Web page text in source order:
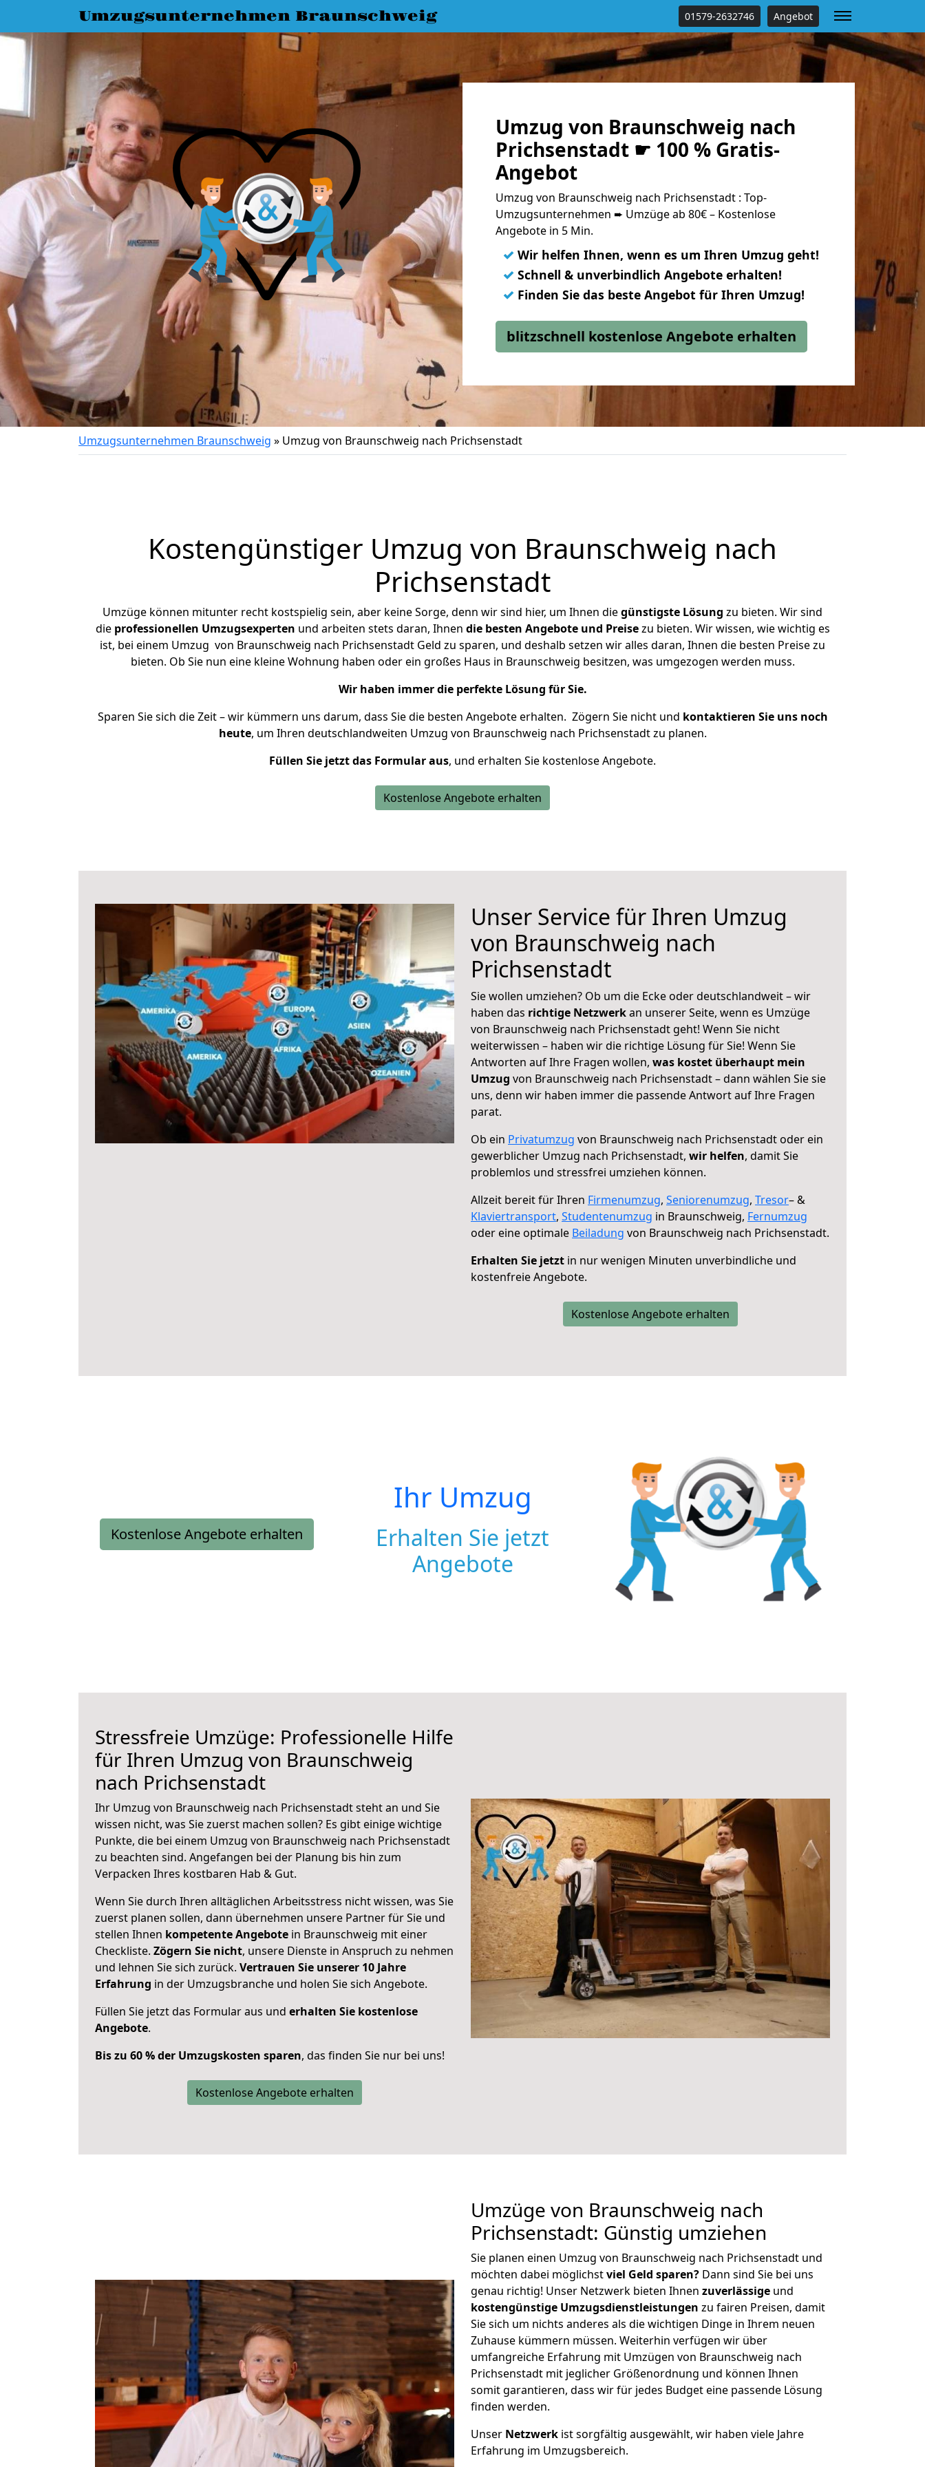
Umzugsunternehmen Braunschweig 01579-2632746 Angebot
Umzug von Braunschweig nach
Prichsenstadt ☛ 100 % Gratis-
Angebot
Umzug von Braunschweig nach Prichsenstadt : Top-
Umzugsunternehmen ➨ Umzüge ab 80€ – Kostenlose
Angebote in 5 Min.
✓ Wir helfen Ihnen, wenn es um Ihren Umzug geht!
✓ Schnell & unverbindlich Angebote erhalten!
✓ Finden Sie das beste Angebot für Ihren Umzug!
blitzschnell kostenlose Angebote erhalten
Umzugsunternehmen Braunschweig » Umzug von Braunschweig nach Prichsenstadt
Kostengünstiger Umzug von Braunschweig nach
Prichsenstadt
Umzüge können mitunter recht kostspielig sein, aber keine Sorge, denn wir sind hier, um Ihnen diegünstigste Lösung zu bieten. Wir sind
die professionellen Umzugsexperten und arbeiten stets daran, Ihnen die besten Angebote und Preisezu bieten. Wir wissen, wie wichtig es
ist, bei einem Umzug von Braunschweig nach Prichsenstadt Geld zu sparen, und deshalb setzen wir alles daran, Ihnen die besten Preise zu
bieten. Ob Sie nun eine kleine Wohnung haben oder ein großes Haus in Braunschweig besitzen, was umgezogen werden muss.
Wir haben immer die perfekte Lösung für Sie.
Sparen Sie sich die Zeit – wir kümmern uns darum, dass Sie die besten Angebote erhalten. Zögern Sie nicht und kontaktieren Sie uns noch
heute, um Ihren deutschlandweiten Umzug von Braunschweig nach Prichsenstadt zu planen.
Füllen Sie jetzt das Formular aus, und erhalten Sie kostenlose Angebote.
Kostenlose Angebote erhalten
Unser Service für Ihren Umzug
von Braunschweig nach
Prichsenstadt
Sie wollen umziehen? Ob um die Ecke oder deutschlandweit – wir
haben das richtige Netzwerkan unserer Seite, wenn es Umzüge
von Braunschweig nach Prichsenstadt geht! Wenn Sie nicht
weiterwissen – haben wir die richtige Lösung für Sie! Wenn Sie
Antworten auf Ihre Fragen wollen, was kostet überhaupt mein
Umzug von Braunschweig nach Prichsenstadt – dann wählen Sie sie
uns, denn wir haben immer die passende Antwort auf Ihre Fragen
parat.
Ob ein Privatumzug von Braunschweig nach Prichsenstadt oder ein
gewerblicher Umzug nach Prichsenstadt, wir helfen, damit Sie
problemlos und stressfrei umziehen können.
Allzeit bereit für Ihren Firmenumzug, Seniorenumzug, Tresor– &
Klaviertransport, Studentenumzug in Braunschweig, Fernumzug
oder eine optimale Beiladung von Braunschweig nach Prichsenstadt.
Erhalten Sie jetzt in nur wenigen Minuten unverbindliche und
kostenfreie Angebote.
Kostenlose Angebote erhalten
Kostenlose Angebote erhalten
Ihr Umzug
Erhalten Sie jetzt
Angebote
Stressfreie Umzüge: Professionelle Hilfe
für Ihren Umzug von Braunschweig
nach Prichsenstadt
Ihr Umzug von Braunschweig nach Prichsenstadt steht an und Sie
wissen nicht, was Sie zuerst machen sollen? Es gibt einige wichtige
Punkte, die bei einem Umzug von Braunschweig nach Prichsenstadt
zu beachten sind. Angefangen bei der Planung bis hin zum
Verpacken Ihres kostbaren Hab & Gut.
Wenn Sie durch Ihren alltäglichen Arbeitsstress nicht wissen, was Sie
zuerst planen sollen, dann übernehmen unsere Partner für Sie und
stellen Ihnen kompetente Angebote in Braunschweig mit einer
Checkliste. Zögern Sie nicht, unsere Dienste in Anspruch zu nehmen
und lehnen Sie sich zurück. Vertrauen Sie unserer 10 Jahre
Erfahrung in der Umzugsbranche und holen Sie sich Angebote.
Füllen Sie jetzt das Formular aus und erhalten Sie kostenlose
Angebote.
Bis zu 60 % der Umzugskosten sparen, das finden Sie nur bei uns!
Kostenlose Angebote erhalten
Umzüge von Braunschweig nach
Prichsenstadt: Günstig umziehen
Sie planen einen Umzug von Braunschweig nach Prichsenstadt und
möchten dabei möglichstviel Geld sparen? Dann sind Sie bei uns
genau richtig! Unser Netzwerk bieten Ihnen zuverlässige und
kostengünstige Umzugsdienstleistungen zu fairen Preisen, damit
Sie sich um nichts anderes als die wichtigen Dinge in Ihrem neuen
Zuhause kümmern müssen. Weiterhin verfügen wir über
umfangreiche Erfahrung mit Umzügen von Braunschweig nach
Prichsenstadt mit jeglicher Größenordnung und können Ihnen
somit garantieren, dass wir für jedes Budget eine passende Lösung
finden werden.
Unser Netzwerk ist sorgfältig ausgewählt, wir haben viele Jahre
Erfahrung im Umzugsbereich.